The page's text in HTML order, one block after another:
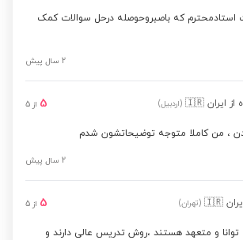
استادمحترم که باصبروحوصله درحل سوالات کمک
2 سال پیش
از ایران 🇮🇷 (اردبیل) 5 از 5
، من کاملا متوجه توضیحاتشون شدم
2 سال پیش
🇮🇷 (تهران) 5 از 5
توانا و متعهد هستند ،روش تدریس عالی دارند و